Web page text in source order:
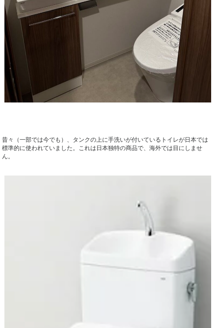
昔々（一部では今でも）、タンクの上に手洗いが付いているトイレが日本では
標準的に使われていました。これは日本独特の商品で、海外では目にしませ
ん。